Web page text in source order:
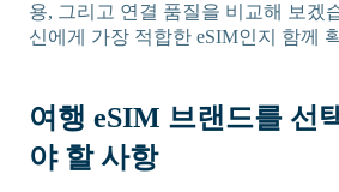
용, 그리고 연결 품질을 비교해 보겠
신에게 가장 적합한 eSIM인지 함께
여행 eSIM 브랜드를 선
야 할 사항